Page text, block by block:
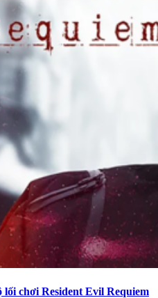
lối chơi Resident Evil Requiem